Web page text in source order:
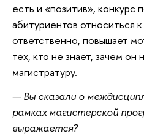
есть и «позитив», конкурс
абитуриентов относиться
ответственно, повышает
тех, кто не знает, зачем
магистратуру.
— Вы сказали о
рамках магистерской
выражается?